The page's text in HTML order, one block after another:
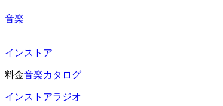
音楽
インストア
料金音楽カタログ
インストアラジオ